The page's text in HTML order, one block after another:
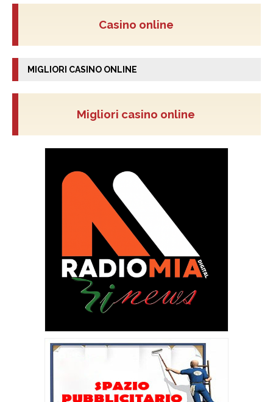
Casino online
MIGLIORI CASINO ONLINE
Migliori casino online